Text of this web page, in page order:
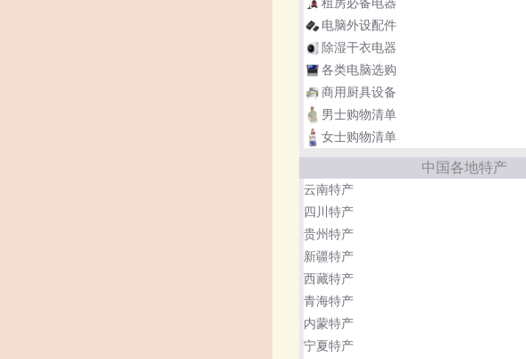
电脑外设配件
除湿干衣电器
各类电脑选购
商用厨具设备
男士购物清单
女士购物清单
中国各地特产
云南特产
四川特产
贵州特产
新疆特产
西藏特产
青海特产
内蒙特产
宁夏特产